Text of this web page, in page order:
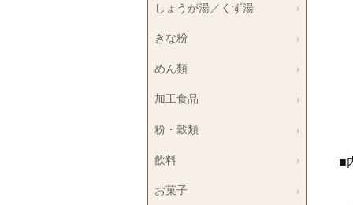
■
しょうが湯／くず湯
きな粉
めん類
加工食品
粉・穀類
飲料
お菓子